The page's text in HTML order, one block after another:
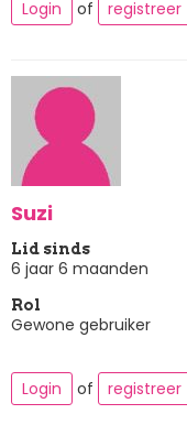
Login of registreer
Suzi
Lid sinds
6 jaar 6 maanden
Rol
Gewone gebruiker
Login of registreer